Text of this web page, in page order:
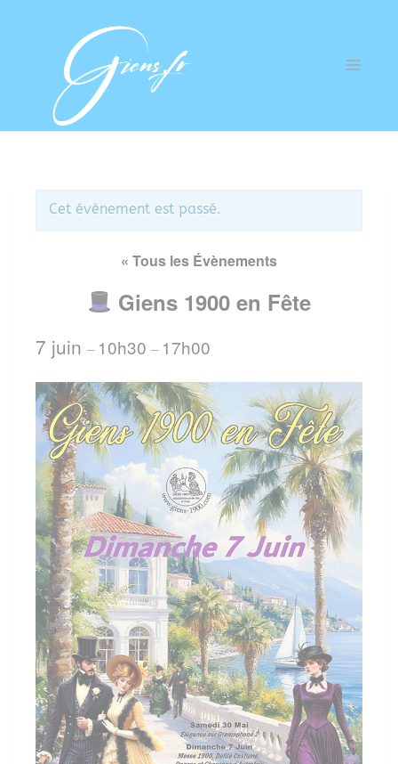
Cet évènement est passé.
« Tous les Évènements
Giens 1900 en Fête
7 juin – 10h30 – 17h00